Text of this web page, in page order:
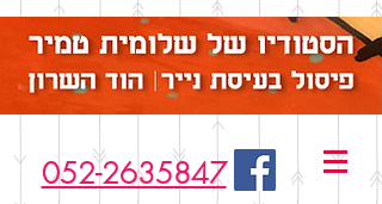
052-2635847